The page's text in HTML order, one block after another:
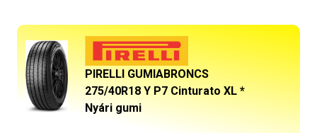
PIRELLI GUMIABRONCS
275/40R18 Y P7 Cinturato XL *
Nyári gumi